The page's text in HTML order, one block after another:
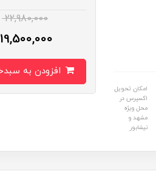
امکان تحویل
اکسپرس در
محل ویژه
مشهد و
نیشابور
22,980,000
19,500,000